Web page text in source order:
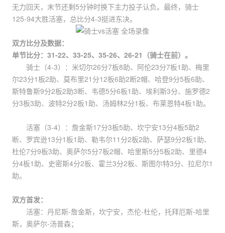
无力回天，末节还剩5分钟时换下主力投子认负。最终，骑士
125-94大胜活塞，总比分4-3挺进东决。
双方比分及数据：
单节比分：31-22、33-25、35-26、26-21（骑士在前）。
骑士（4-3）：米切尔26分7板8助、阿伦23分7板1助、梅里
尔23分1板2助、莫布里21分12板6助2断2帽、哈登9分5板6助、
斯特鲁斯9分2板2助3断、韦德5分6板1助、埃利斯3分、施罗德2
分3板3助、波特2分2板1助、汤姆林2分1板、布莱恩特4板1助。
活塞（3-4）：詹金斯17分3板5助、坎宁安13分4板5助2
断、罗宾逊13分1板1助、勒韦尔11分2板2助、萨瑟9分2板1助、
杜伦7分9板3助、奥萨尔5分7板2帽、哈里斯5分5板2助、里德4
分4板1助、史密斯4分2板、霍兰3分2板、斯图尔特3分、拉尼尔1
助。
双方首发：
活塞：丹尼斯-詹金斯，坎宁安，杰伦-杜伦，托拜厄斯-哈里
斯，奥萨尔-汤普森；